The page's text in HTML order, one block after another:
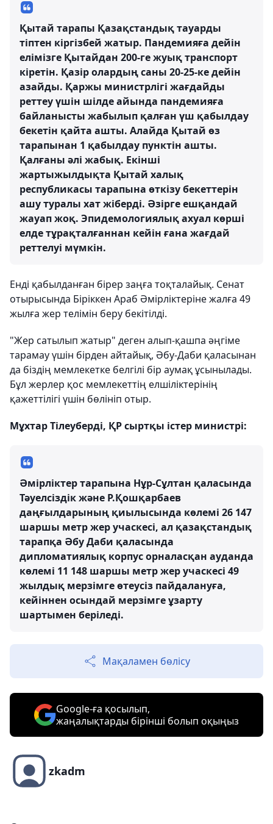
Қытай тарапы Қазақстандық тауарды
тіптен кіргізбей жатыр. Пандемияға дейін
елімізге Қытайдан 200-ге жуық транспорт
кіретін. Қазір олардың саны 20-25-ке дейін
азайды. Қаржы министрлігі жағдайды
реттеу үшін шілде айында пандемияға
байланысты жабылып қалған үш қабылдау
бекетін қайта ашты. Алайда Қытай өз
тарапынан 1 қабылдау пунктін ашты.
Қалғаны әлі жабық. Екінші
жартыжылдықта Қытай халық
республикасы тарапына өткізу бекеттерін
ашу туралы хат жіберді. Әзірге ешқандай
жауап жоқ. Эпидемологиялық ахуал көрші
елде тұрақталғаннан кейін ғана жағдай
реттелуі мүмкін.
Енді қабылданған бірер заңға тоқталайық. Сенат
отырысында Біріккен Араб Әмірліктеріне жалға 49
жылға жер телімін беру бекітілді.
"Жер сатылып жатыр" деген алып-қашпа әңгіме
тарамау үшін бірден айтайық, Әбу-Даби қаласынан
да біздің мемлекетке белгілі бір аумақ ұсынылады.
Бұл жерлер қос мемлекеттің елшіліктерінің
қажеттілігі үшін бөлініп отыр.
Мұхтар Тілеуберді, ҚР сыртқы істер министрі:
Әмірліктер тарапына Нұр-Сұлтан қаласында
Тәуелсіздік және Р.Қошқарбаев
даңғылдарының қиылысында көлемі 26 147
шаршы метр жер учаскесі, ал қазақстандық
тарапқа Әбу Даби қаласында
дипломатиялық корпус орналасқан ауданда
көлемі 11 148 шаршы метр жер учаскесі 49
жылдық мерзімге өтеусіз пайдалануға,
кейіннен осындай мерзімге ұзарту
шартымен беріледі.
Мақаламен бөлісу
Google-ға қосылып,
жаңалықтарды бірінші болып оқыңыз
zkadm